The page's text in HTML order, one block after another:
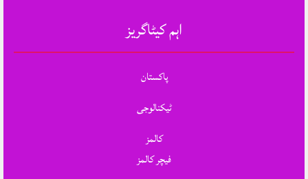
اہم کیٹاگریز
پاکستان
ٹیکنالوجی
کالمز
فیچر کالمز